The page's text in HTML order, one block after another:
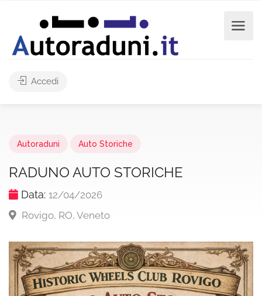
Accedi
Autoraduni Auto Storiche
RADUNO AUTO STORICHE
Data: 12/04/2026
Rovigo, RO, Veneto